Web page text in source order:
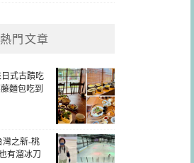
門文章
式古蹟吃
麵包吃到
灣之新-桃
有溜冰刀